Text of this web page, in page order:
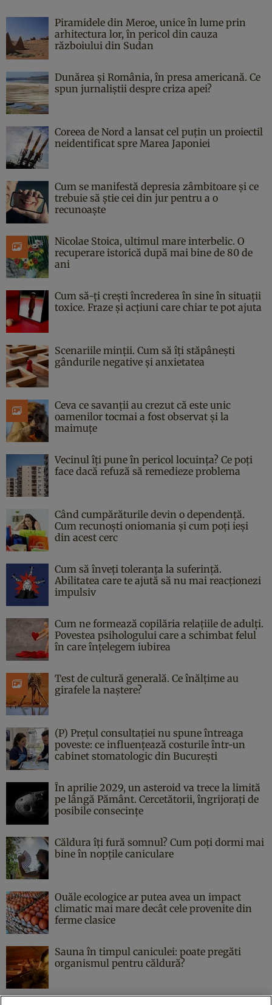
Piramidele din Meroe, unice în lume prin
arhitectura lor, în pericol din cauza
războiului din Sudan
Dunărea și România, în presa americană. Ce
spun jurnaliștii despre criza apei?
Coreea de Nord a lansat cel puțin un proiectil
neidentificat spre Marea Japoniei
Cum se manifestă depresia zâmbitoare și ce
trebuie să știe cei din jur pentru a o
recunoaște
Nicolae Stoica, ultimul mare interbelic. O
recuperare istorică după mai bine de 80 de
ani
Cum să-ți crești încrederea în sine în situații
toxice. Fraze și acțiuni care chiar te pot ajuta
Scenariile minții. Cum să îți stăpânești
gândurile negative și anxietatea
Ceva ce savanții au crezut că este unic
oamenilor tocmai a fost observat și la
maimuțe
Vecinul îți pune în pericol locuința? Ce poți
face dacă refuză să remedieze problema
Când cumpărăturile devin o dependență.
Cum recunoști oniomania și cum poți ieși
din acest cerc
Cum să înveți toleranța la suferință.
Abilitatea care te ajută să nu mai reacționezi
impulsiv
Cum ne formează copilăria relațiile de adulți.
Povestea psihologului care a schimbat felul
în care înțelegem iubirea
Test de cultură generală. Ce înălțime au
girafele la naștere?
(P) Prețul consultației nu spune întreaga
poveste: ce influențează costurile într-un
cabinet stomatologic din București
În aprilie 2029, un asteroid va trece la limită
pe lângă Pământ. Cercetătorii, îngrijorați de
posibile consecințe
Căldura îți fură somnul? Cum poți dormi mai
bine în nopțile caniculare
Ouăle ecologice ar putea avea un impact
climatic mai mare decât cele provenite din
ferme clasice
Sauna în timpul caniculei: poate pregăti
organismul pentru căldură?